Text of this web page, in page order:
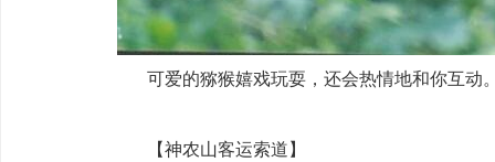
可爱的猕猴嬉戏玩耍，还会热情地和你互动
【‌神农山客运索道】